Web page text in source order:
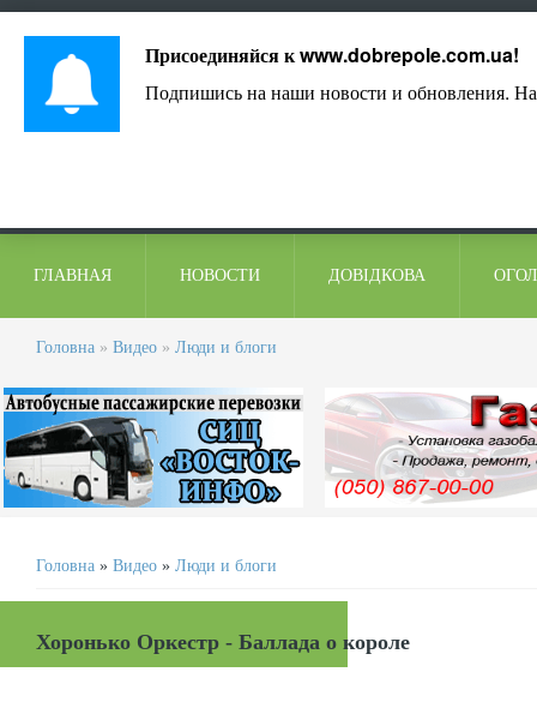
ГЛАВНАЯ НОВОСТИ ДОВІДКОВА
Головна » Видео » Люди и блоги
Головна » Видео » Люди и блоги
Хоронько Оркестр - Баллада о короле
Присоединяйся кwww.dobrepole.com.ua!
Подпишись на наши новости и обновления.